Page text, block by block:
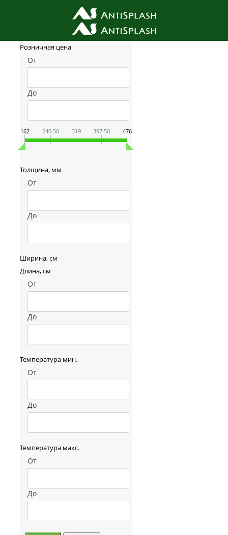
Фильтр товаров
Розничная цена
От
До
162 240.50 319 397.50 476
Толщина, мм
От
До
Ширина, см
Длина, см
От
До
Температура мин.
От
До
Температура макс.
От
До